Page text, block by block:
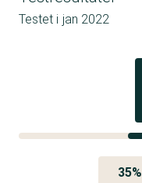
Testet i jan 2022
35%